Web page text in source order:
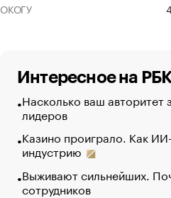
ОКОГУ
Интересное на
Насколько ваш авторитет
лидеров
Казино проиграло. Как
индустрию
Выживают сильнейших.
сотрудников